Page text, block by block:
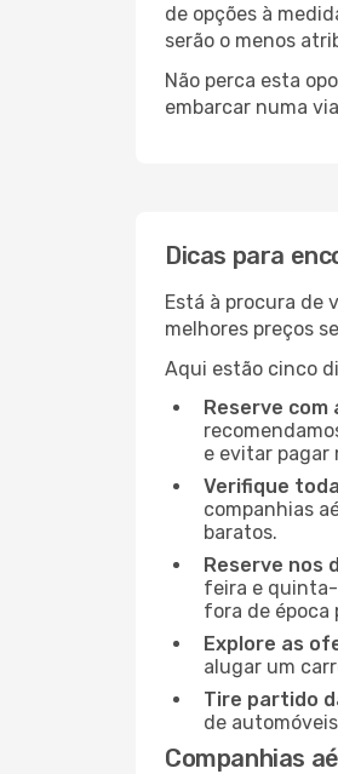
de opções à
serão o menos
Não perca esta
embarcar numa
Dicas para
Está à procura de
melhores preços
Aqui estão cinco
Reserve com
e evitar pagar
Verifique
companhias
baratos.
Reserve nos
feira e quinta-
fora de época
Explore as
alugar um
Tire partido
de
Companhias